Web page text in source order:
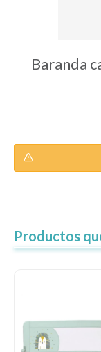
Baranda
Productos
Alimentación
Paseo y